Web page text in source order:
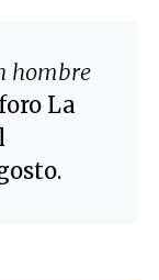
hombre
La